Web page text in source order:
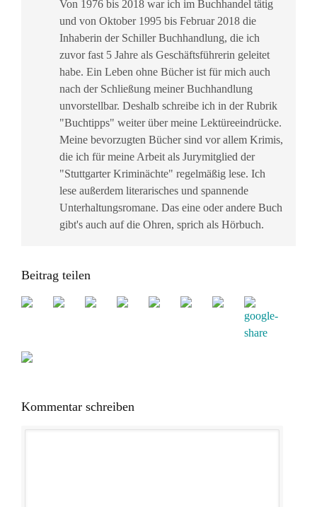
Von 1976 bis 2018 war ich im Buchhandel tätig
und von Oktober 1995 bis Februar 2018 die
Inhaberin der Schiller Buchhandlung, die ich
zuvor fast 5 Jahre als Geschäftsführerin geleitet
habe. Ein Leben ohne Bücher ist für mich auch
nach der Schließung meiner Buchhandlung
unvorstellbar. Deshalb schreibe ich in der Rubrik
"Buchtipps" weiter über meine Lektüreeindrücke.
Meine bevorzugten Bücher sind vor allem Krimis,
die ich für meine Arbeit als Jurymitglied der
"Stuttgarter Kriminächte" regelmäßig lese. Ich
lese außerdem literarisches und spannende
Unterhaltungsromane. Das eine oder andere Buch
gibt's auch auf die Ohren, sprich als Hörbuch.
Beitrag teilen
Kommentar schreiben